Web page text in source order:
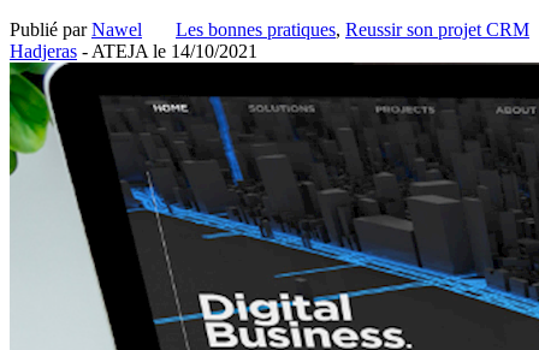
Les bonnes pratiques, Reussir son projet CRM
Publié parNawel
Hadjeras - ATEJA le 14/10/2021